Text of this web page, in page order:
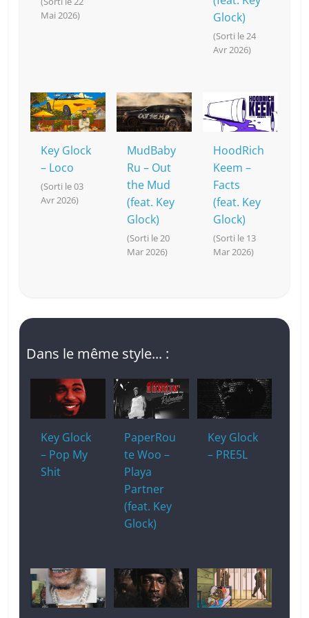
Mai 2026)
Glock)
(Sorti le 24
Avr 2026)
Key Glock
– Loco
(Sorti le 03
Avr 2026)
MudBaby
Ru – Out
the Mud
(feat. Key
Glock)
(Sorti le 20
Mar 2026)
HoodRich
Keem –
Facts
(feat. Key
Glock)
(Sorti le 13
Mar 2026)
Dans le même style... :
Key Glock
– Pop My
Shit
PaperRou
te Woo –
Playa
Partner
(feat. Key
Glock)
Key Glock
– PRE5L